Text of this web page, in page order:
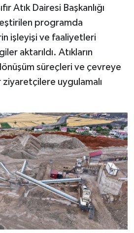
Atık Dairesi Başkanlığı
programda
işleyişi ve faaliyetleri
aktarıldı. Atıkların
süreçleri ve çevreye
ziyaretçilere uygulamalı